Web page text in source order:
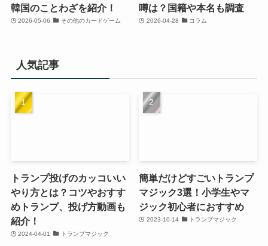
韓国のことわざを紹介！
2026-05-06 その他のカードゲーム
噂は？国籍や本名も調査
2026-04-28 コラム
人気記事
トランプ投げのカッコいい
やり方とは？コツやおすす
めトランプ、投げ方動画も
紹介！
2024-04-01 トランプマジック
簡単だけどすごいトランプ
マジック3選！小学生やマ
ジック初心者におすすめ
2023-10-14 トランプマジック